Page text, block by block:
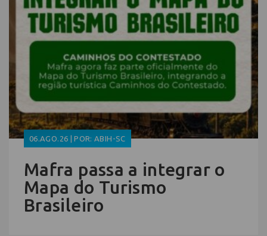
06.AGO.26 | POR: ABIH-SC
Mafra passa a integrar o
Mapa do Turismo
Brasileiro